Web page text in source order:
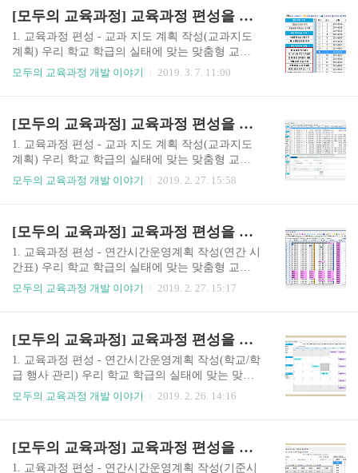
릭합니다. ❹ 교과지도계획에 선택한 학년의 교과
내용이 추가된 것을..
- [차시통합] ❶ 통합하고 싶은 차시 2개를 선택한
후, 체크된 내용 통합하기를 클릭합니다. ❷ 통합
방향을 선택하여 내용을 수정하고 2차시의 내용을
1차시로 통합할 수 있습니다.
[모두의 교육과정] 교육과정 편성을 위한 교과 지도 계획 재구성(지도순서이동)
1. 교육과정 편성 - 교과 지도 계획 작성(교과지도
계획) 우리 학교 학급의 실태에 맞는 맞춤형 교육
과정을 편성하는 방법에 대해 안내드리고자 합니
❶ 단일 선택 또는 체크로 여러 개 선택 ❷ 순서 변
경 메뉴 ❸특정일로 지정 이동 ❺ 교과지도계획 학
기변경❶ 교과를 선택하고 수정하려는 차시를 선
택합니다. ❷ 단일 순서이동: 현재내용 순서 위로/
아래로 버튼을 이용하면 바로 위, 아래로 이동합니
로/아래로를 선택하면 됩니다. ❸ 특정일로 이동:
현재 내용 선택 ..
모두의 교육과정 개발 이야기 2019. 3. 7. 11:00
[모두의 교육과정] 교육과정 편성을 위한 교과 지도 계획 수립
1. 교육과정 편성 - 교과 지도 계획 작성(교과지도
계획) 우리 학교 학급의 실태에 맞는 맞춤형 교육
과정을 편성하는 방법에 대해 안내드리고자 합니
과지도계획은 ‘교과지도 주요내용’과 범교과학습
연계 내용과 수행평가, 교과관련 자료 링크로 구성
된 ‘교과지도계획 보조내용’ 그리고 단위 차시에
해당하는 성취기준 정보가 담긴 ‘성취기준관련정
보’ 마지막으로 교육과정 재구성 및 관련 내용과
동, 지역화 등 학급 및 지역 특성을 고려하여교과별
지도계획을 편성할 수 있습니다. ◎ 교과 ..
모두의 교육과정 개발 이야기 2019. 2. 27. 15:58
[모두의 교육과정] 교육과정 편성을 위한 연간시수조정(연간 시간표)
1. 교육과정 편성 - 연간시간운영계획 작성(연간 시
간표) 우리 학교 학급의 실태에 맞는 맞춤형 교육
과정을 편성하는 방법에 대해 안내드리고자 합니
시간표에서는 시간표 변경 및 행사 입력, 창체 영역
배당 등의 입력/수정이 가능하며시수 통계창을 보
면서 교과별 시수 확보를 확인할 수 있습니다. ❶
[연간 시간표]에서는 일반 과목은 흰색, 창체는 지
정된 색상 ,행사도 지정된 색상으로 보이게 됩니다.
보도 볼 수 있습니다. ❸ 1시간 단위 변경: 셀을 클
릭하여 마우스 오른쪽..
모두의 교육과정 개발 이야기 2019. 2. 27. 15:17
[모두의 교육과정] 교육과정 편성을 위한 학교/학급 행사 입력
1. 교육과정 편성 - 연간시간운영계획 작성(학교/학
급 행사 관리) 우리 학교 학급의 실태에 맞는 맞춤
형 교육과정을 편성하는 방법에 대해 안내드리고
학교/학급 행사를 쉽게 입력/수정/삭제할 수 있습니
다. ◎ 학교/학급 행사 입력❶ [모두의 교육과정]-
모두의 교육과정 개발 이야기 2019. 2. 26. 14:16
[모두의 교육과정] 교육과정 편성을 위한 기준 시간표 입력
1. 교육과정 편성 - 연간시간운영계획 작성(기준시